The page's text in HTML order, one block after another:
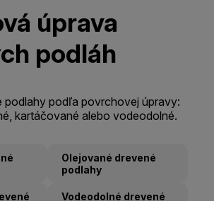
úprava
podláh
podlahy podľa povrchovej úpravy:
kartáčované alebo vodeodolné.
Olejované drevené
podlahy
Vodeodolné drevené